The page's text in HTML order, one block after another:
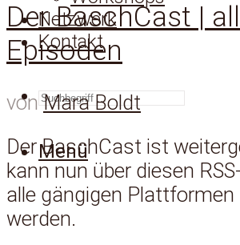
Netzwerk
Kontakt
Menü
Der BaschCast |
Episoden
vonMara Boldt
Der BaschCast ist
kann nun über diesen
alle gängigen Plattformen
werden.